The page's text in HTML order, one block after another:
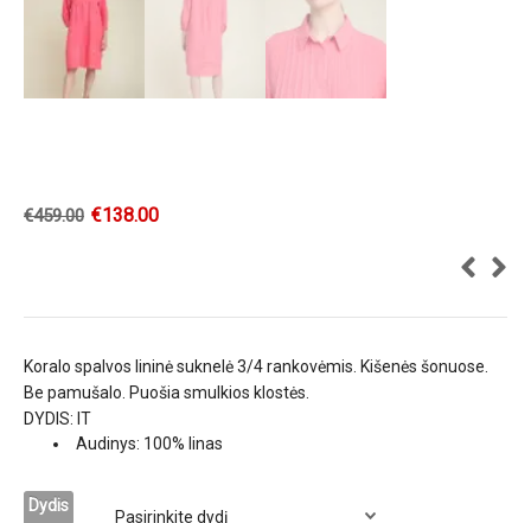
€459.00 €138.00
Koralo spalvos lininė suknelė 3/4 rankovėmis. Kišenės šonuose.
Be pamušalo. Puošia smulkios klostės.
DYDIS: IT
Audinys: 100% linas
Dydis